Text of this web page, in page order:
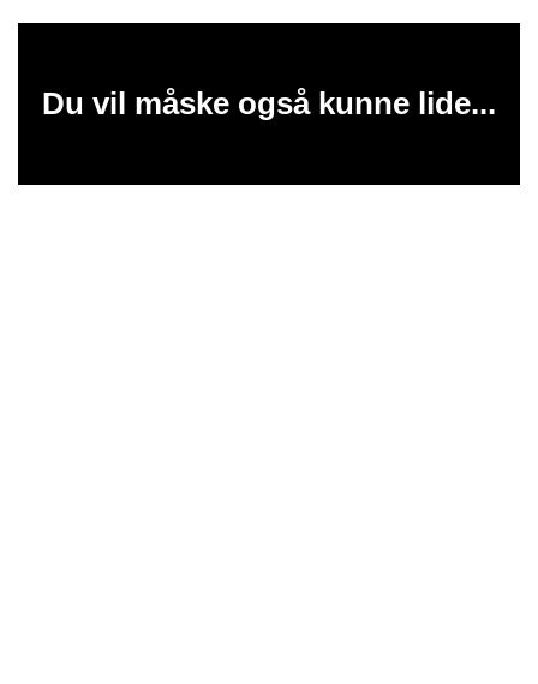
Du vil måske også kunne lide...